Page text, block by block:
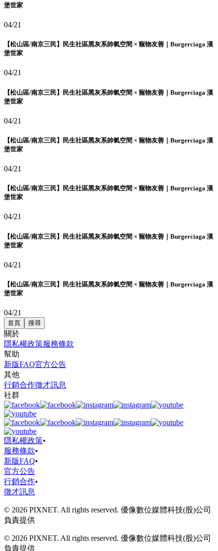
堡世家
04/21
【松山區/南京三民】民生社區黑灰系帥氣空間 × 寵物友善｜Burgerciaga 漢
堡世家
04/21
【松山區/南京三民】民生社區黑灰系帥氣空間 × 寵物友善｜Burgerciaga 漢
堡世家
04/21
【松山區/南京三民】民生社區黑灰系帥氣空間 × 寵物友善｜Burgerciaga 漢
堡世家
04/21
【松山區/南京三民】民生社區黑灰系帥氣空間 × 寵物友善｜Burgerciaga 漢
堡世家
04/21
【松山區/南京三民】民生社區黑灰系帥氣空間 × 寵物友善｜Burgerciaga 漢
堡世家
04/21
【松山區/南京三民】民生社區黑灰系帥氣空間 × 寵物友善｜Burgerciaga 漢
堡世家
04/21
首頁 搜尋
關於
隱私權政策服務條款
幫助
新版FAQ官方公告
其他
行銷合作徵才訊息
社群
隱私權政策•
服務條款•
新版FAQ•
官方公告
行銷合作•
徵才訊息
© 2026 PIXNET. All rights reserved. 優像數位媒體科技(股)公司
負責提供
© 2026 PIXNET. All rights reserved. 優像數位媒體科技(股)公司
負責提供